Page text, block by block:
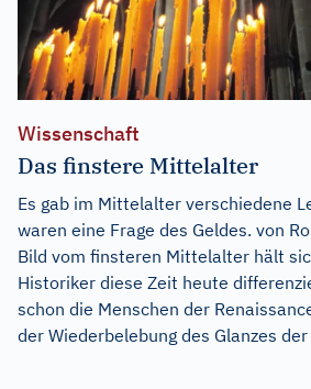
Wissenschaft
Das finstere Mittelalter
Es gab im Mittelalter verschiedene
waren eine Frage des Geldes. von
Bild vom finsteren Mittelalter hält
Historiker diese Zeit heute
schon die Menschen der
der Wiederbelebung des Glanzes